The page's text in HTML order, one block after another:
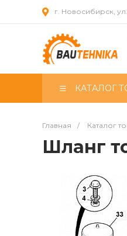
г. Новосибирск,
КАТАЛОГ
Главная / Каталог
Шланг